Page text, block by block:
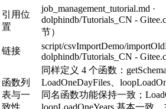
引用位
置
job_management_tutorial.md ·
dolphindb/Tutorials_CN -
节）
链接
script/csvImportDemo/
dolphindb/Tutorials_CN -
函数列
表与一
致性
同样定义 4 个函数：
LoadOneDayFiles、
同名函数功能保持一致；
loopLoadOneYears 基本一致